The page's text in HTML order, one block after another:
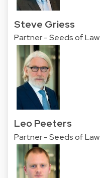
Steve Griess
Partner - Seeds of Law
Leo Peeters
Partner - Seeds of Law